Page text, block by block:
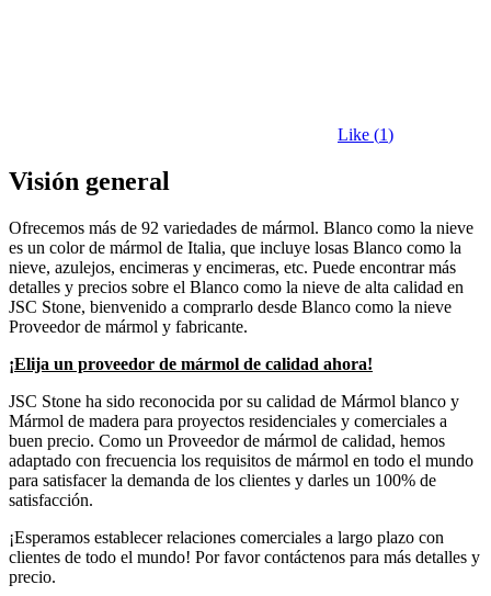
Like (1)
Visión general
Ofrecemos más de 92 variedades de mármol. Blanco como la nieve
es un color de mármol de Italia, que incluye losas Blanco como la
nieve, azulejos, encimeras y encimeras, etc. Puede encontrar más
detalles y precios sobre el Blanco como la nieve de alta calidad en
JSC Stone, bienvenido a comprarlo desde Blanco como la nieve
Proveedor de mármol y fabricante.
¡Elija un proveedor de mármol de calidad ahora!
JSC Stone ha sido reconocida por su calidad de Mármol blanco y
Mármol de madera para proyectos residenciales y comerciales a
buen precio. Como un Proveedor de mármol de calidad, hemos
adaptado con frecuencia los requisitos de mármol en todo el mundo
para satisfacer la demanda de los clientes y darles un 100% de
satisfacción.
¡Esperamos establecer relaciones comerciales a largo plazo con
clientes de todo el mundo! Por favor contáctenos para más detalles y
precio.